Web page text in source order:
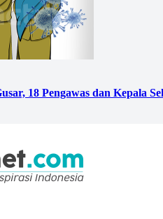
18 Pengawas dan Kepala